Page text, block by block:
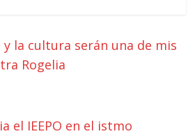
y la cultura serán una de mis
Rogelia
el IEEPO en el istmo